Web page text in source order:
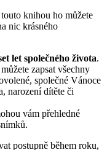
knihou ho můžete
nic krásného
let společného života.
zapsat všechny
společné Vánoce
narození dítěte či
vám přehledné
postupně během roku,